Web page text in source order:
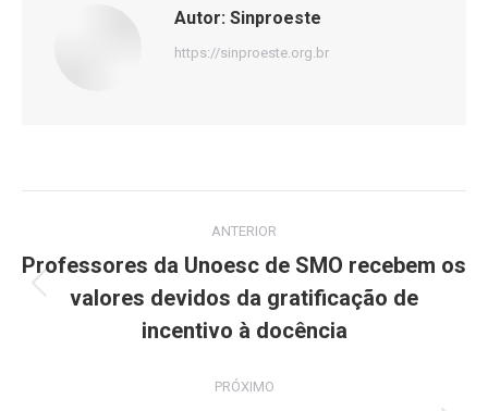
Autor: Sinproeste
https://sinproeste.org.br
de
post:
ANTERIOR
Post
anterior:
Professores da Unoesc de SMO recebem os
valores devidos da gratificação de
incentivo à docência
PRÓXIMO